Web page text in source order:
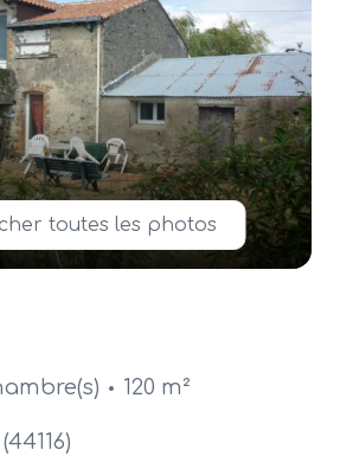
toutes les photos
120 m²